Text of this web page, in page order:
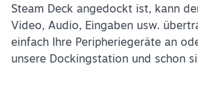
Steam Deck angedockt ist, kann
Video, Audio, Eingaben usw.
einfach Ihre Peripheriegeräte an
unsere Dockingstation und schon